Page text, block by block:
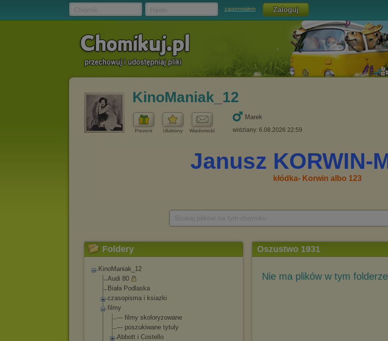
zapomniałem
KinoManiak_12
Prezent Ulubiony Wiadomość
Marek
widziany: 6.08.2026 22:59
Foldery
KinoManiak_12
Audi 80
Biała Podlaska
czasopisma i ksiazki
filmy
--- filmy skoloryzowane
--- poszukiwane tytuly
Abbott i Costello
Oszustwo 1931
Nie ma plików w tym folderze